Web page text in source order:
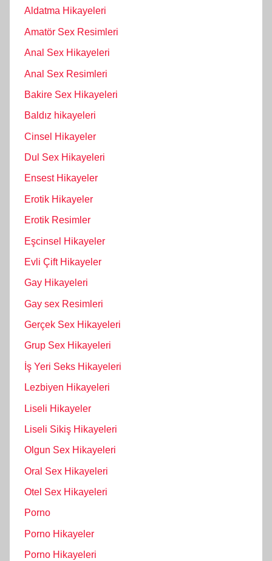
Aldatma Hikayeleri
Amatör Sex Resimleri
Anal Sex Hikayeleri
Anal Sex Resimleri
Bakire Sex Hikayeleri
Baldız hikayeleri
Cinsel Hikayeler
Dul Sex Hikayeleri
Ensest Hikayeler
Erotik Hikayeler
Erotik Resimler
Eşcinsel Hikayeler
Evli Çift Hikayeler
Gay Hikayeleri
Gay sex Resimleri
Gerçek Sex Hikayeleri
Grup Sex Hikayeleri
İş Yeri Seks Hikayeleri
Lezbiyen Hikayeleri
Liseli Hikayeler
Liseli Sikiş Hikayeleri
Olgun Sex Hikayeleri
Oral Sex Hikayeleri
Otel Sex Hikayeleri
Porno
Porno Hikayeler
Porno Hikayeleri